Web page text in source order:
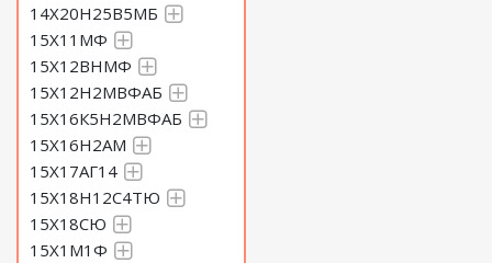
14Х20Н25В5МБ
15Х11МФ
15Х12ВНМФ
15Х12Н2МВФАБ
15Х16К5Н2МВФАБ
15Х16Н2АМ
15Х17АГ14
15Х18Н12С4ТЮ
15Х18СЮ
15Х1М1Ф